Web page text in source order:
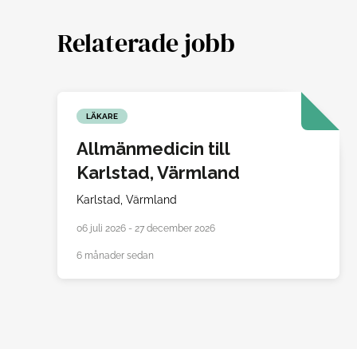
Relaterade jobb
LÄKARE
Allmänmedicin till
Karlstad, Värmland
Karlstad, Värmland
06 juli 2026 - 27 december 2026
6 månader sedan